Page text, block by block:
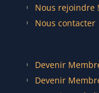
Nous rejoindre !
Nous contacter
Devenir
Devenir